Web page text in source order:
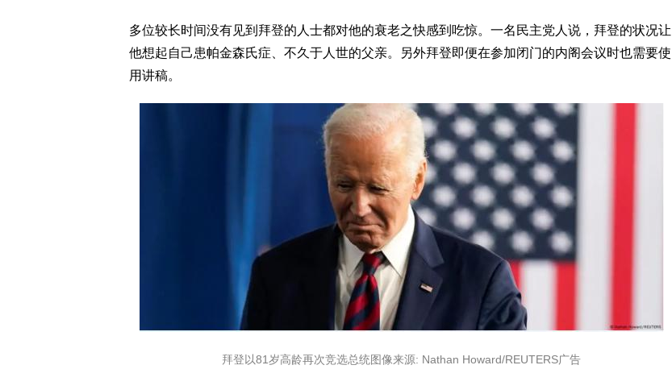
多位较长时间没有见到拜登的人士都对他的衰老之快感到吃惊。一名民主党人说，拜登的状况让
他想起自己患帕金森氏症、不久于人世的父亲。另外拜登即便在参加闭门的内阁会议时也需要使
用讲稿。
拜登以81岁高龄再次竞选总统图像来源: Nathan Howard/REUTERS广告